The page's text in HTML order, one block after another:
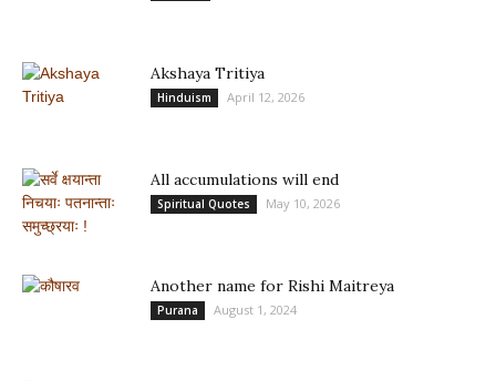
Akshaya Tritiya
Hinduism April 12, 2026
All accumulations will end
Spiritual Quotes May 10, 2026
Another name for Rishi Maitreya
Purana August 1, 2024